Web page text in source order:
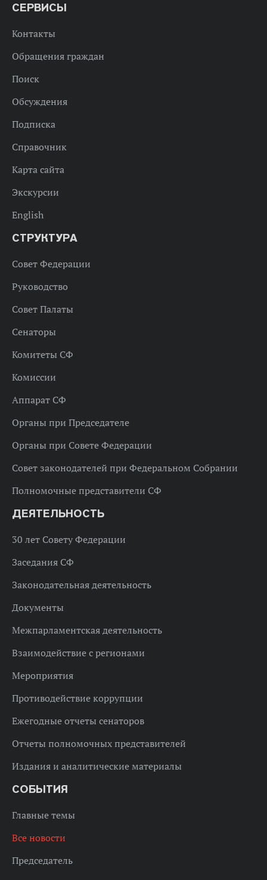
СЕРВИСЫ
Контакты
Обращения граждан
Поиск
Обсуждения
Подписка
Справочник
Карта сайта
Экскурсии
English
СТРУКТУРА
Совет Федерации
Руководство
Совет Палаты
Сенаторы
Комитеты СФ
Комиссии
Аппарат СФ
Органы при Председателе
Органы при Совете Федерации
Совет законодателей при Федеральном Собрании
Полномочные представители СФ
ДЕЯТЕЛЬНОСТЬ
30 лет Совету Федерации
Заседания СФ
Законодательная деятельность
Документы
Межпарламентская деятельность
Взаимодействие с регионами
Мероприятия
Противодействие коррупции
Ежегодные отчеты сенаторов
Отчеты полномочных представителей
Издания и аналитические материалы
СОБЫТИЯ
Главные темы
Все новости
Председатель